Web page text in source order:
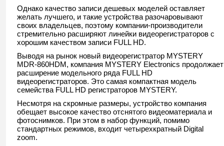
Однако качество записи дешевых моделей оставляет
желать лучшего, и такие устройства разочаровывают
своих владельцев, поэтому компании-производители
стремительно расширяют линейки видеорегистраторов с
хорошим качеством записи FULL HD.
Выводя на рынок новый видеорегистратор MYSTERY
MDR-860HDM, компания MYSTERY Electronics продолжает
расширение модельного ряда FULL HD
видеорегистраторов. Это самая компактная модель
семейства FULL HD регистраторов MYSTERY.
Несмотря на скромные размеры, устройство компания
обещает высокое качество отснятого видеоматериала и
фотоснимков. При этом в набор функций, помимо
стандартных режимов, входит четырехкратный Digital
zoom.